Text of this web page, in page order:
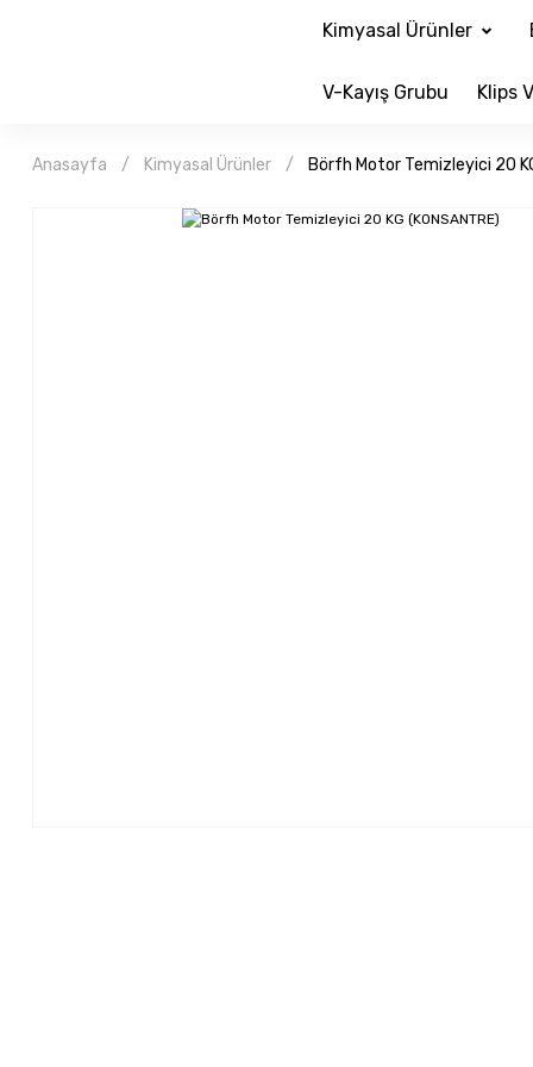
Kimyasal Ürünler
V-Kayış Grubu Klips
Anasayfa Kimyasal Ürünler Börfh Motor Temizleyici 20